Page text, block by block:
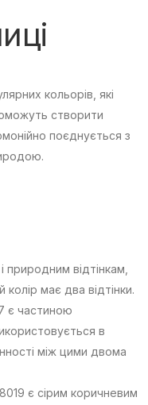
кольорів, які
створити
поєднується з
відтінкам,
має два відтінки.
є частиною
в
між цими двома
є сірим коричневим